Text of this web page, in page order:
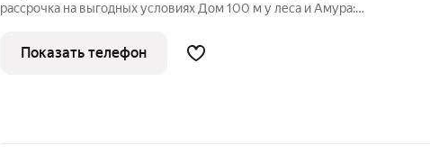
рассрочка на выгодных условиях Дом 100 м у леса и Амура:
Представьте: утро начинается с пения птиц, кофе варится на
просторной
Показать телефон